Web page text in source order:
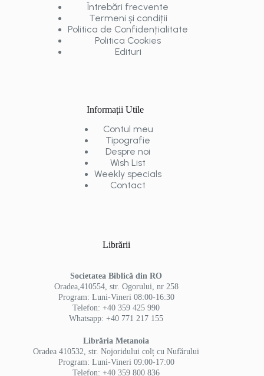
Întrebări frecvente
Termeni și condiții
Politica de Confidențialitate
Politica Cookies
Edituri
Informații Utile
Contul meu
Tipografie
Despre noi
Wish List
Weekly specials
Contact
Librării
Societatea Biblică din RO
Oradea,410554, str. Ogorului, nr 258
Program: Luni-Vineri 08:00-16:30
Telefon: +40 359 425 990
Whatsapp: +40 771 217 155
Librăria Metanoia
Oradea 410532, str. Nojoridului colț cu Nufărului
Program: Luni-Vineri 09:00-17:00
Telefon: +40 359 800 836